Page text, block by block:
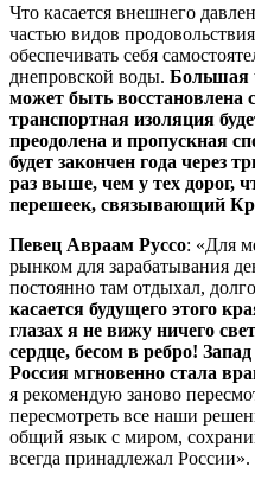
Что касается внешнего
частью видов
обеспечивать себя
днепровской воды. Большая
может быть
транспортная изоляция
преодолена и пропускная
будет закончен года через
раз выше, чем у тех дорог,
перешеек, связывающий
Певец Авраам Руссо: «Для
рынком для зарабатывания
постоянно там отдыхал,
касается будущего этого
глазах я не вижу ничего
сердце, бесом в ребро!
Россия мгновенно стала
я рекомендую заново
пересмотреть все наши
общий язык с миром,
всегда принадлежал России».